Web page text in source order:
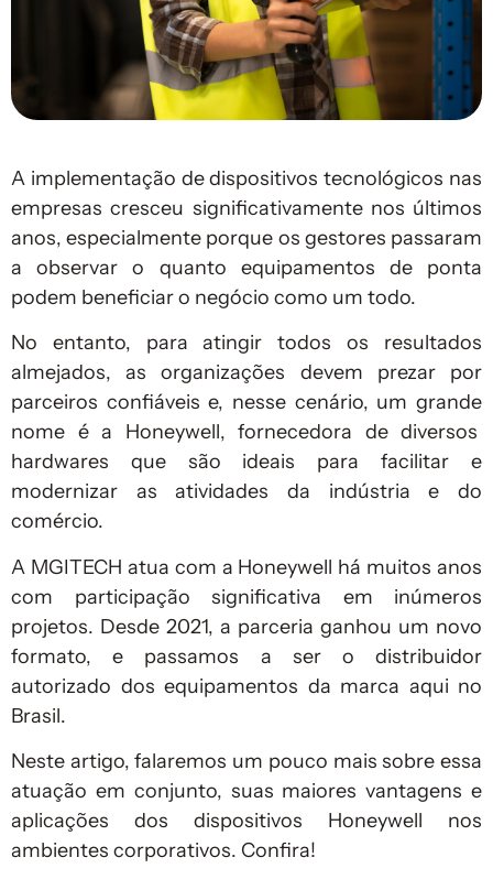
A implementação de dispositivos tecnológicos nas
empresas cresceu significativamente nos últimos
anos, especialmente porque os gestores passaram
a observar o quanto equipamentos de ponta
podem beneficiar o negócio como um todo.
No entanto, para atingir todos os resultados
almejados, as organizações devem prezar por
parceiros confiáveis e, nesse cenário, um grande
nome é a Honeywell, fornecedora de diversos
hardwares que são ideais para facilitar e
modernizar as atividades da indústria e do
comércio.
A MGITECH atua com a Honeywell há muitos anos
com participação significativa em inúmeros
projetos. Desde 2021, a parceria ganhou um novo
formato, e passamos a ser o distribuidor
autorizado dos equipamentos da marca aqui no
Brasil.
Neste artigo, falaremos um pouco mais sobre essa
atuação em conjunto, suas maiores vantagens e
aplicações dos dispositivos Honeywell nos
ambientes corporativos. Confira!